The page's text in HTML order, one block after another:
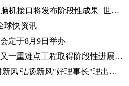
2023WAIC 坚持跨界融合 脑机接口将发布阶段性成果_世界热讯
球快资讯
定于8月9日举办
途经一市两省！这条高铁又一重难点工程取得阶段性进展_前沿热点
焦点速讯：移风易俗 倡树新风|弘扬新风"好理事长"理出乡村新风尚